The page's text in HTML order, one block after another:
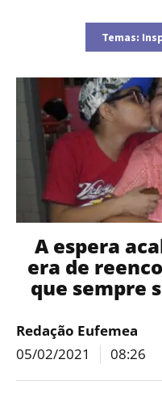
Temas:
A espera
era de
que sempre
Redação Eufemea
05/02/2021
08:26